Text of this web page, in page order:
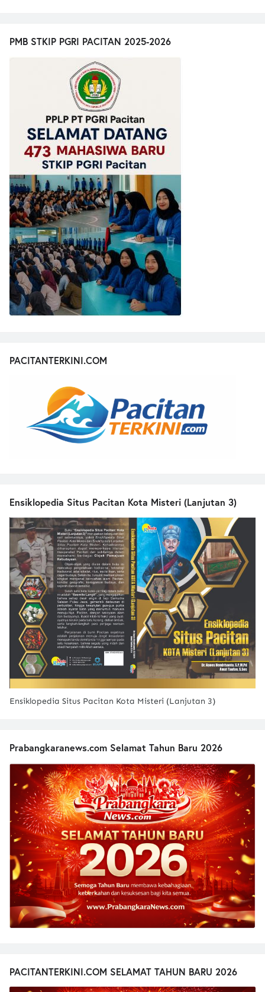
PMB STKIP PGRI PACITAN 2025-2026
PACITANTERKINI.COM
Ensiklopedia Situs Pacitan Kota Misteri (Lanjutan 3)
Ensiklopedia Situs Pacitan Kota Misteri (Lanjutan 3)
Prabangkaranews.com Selamat Tahun Baru 2026
PACITANTERKINI.COM SELAMAT TAHUN BARU 2026